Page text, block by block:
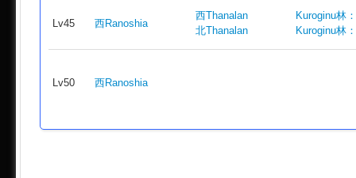
Lv45 西Ranoshia
西Thanalan
北Thanalan
Kuroginu林
Kuroginu林
Lv50 西Ranoshia